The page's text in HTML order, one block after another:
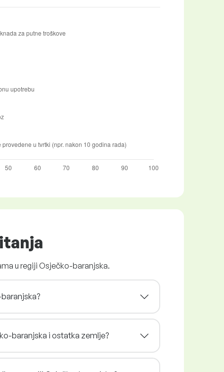
u regiji Osječko-baranjska.
baranjska i ostatka zemlje?